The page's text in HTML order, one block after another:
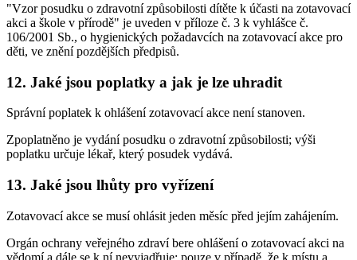
"Vzor posudku o zdravotní způsobilosti dítěte k účasti na zotavovací
akci a škole v přírodě" je uveden v příloze č. 3 k vyhlášce č.
106/2001 Sb., o hygienických požadavcích na zotavovací akce pro
děti, ve znění pozdějších předpisů.
12. Jaké jsou poplatky a jak je lze uhradit
Správní poplatek k ohlášení zotavovací akce není stanoven.
Zpoplatněno je vydání posudku o zdravotní způsobilosti; výši
poplatku určuje lékař, který posudek vydává.
13. Jaké jsou lhůty pro vyřízení
Zotavovací akce se musí ohlásit jeden měsíc před jejím zahájením.
Orgán ochrany veřejného zdraví bere ohlášení o zotavovací akci na
vědomí a dále se k ní nevyjadřuje; pouze v případě, že k místu a